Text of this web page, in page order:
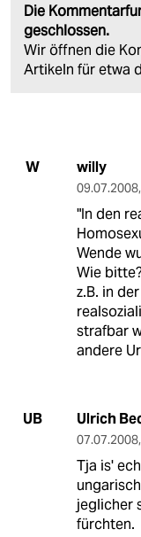
Die
geschlossen.
Wir öffnen die
Artikeln für etwa
W willy
09.07.2008,
"In den
Wende
Wie
z.B. in
strafbar
andere
UB Ulrich
07.07.2008,
Tja is'
jeglicher
fürchten.